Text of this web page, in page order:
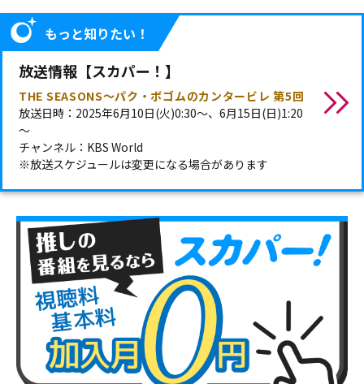
もっと知りたい！
放送情報【スカパー！】
THE SEASONS～パク・ボゴムのカンタービレ 第5回
放送日時：2025年6月10日(火)0:30～、6月15日(日)1:20
～
チャンネル：KBS World
※放送スケジュールは変更になる場合があります